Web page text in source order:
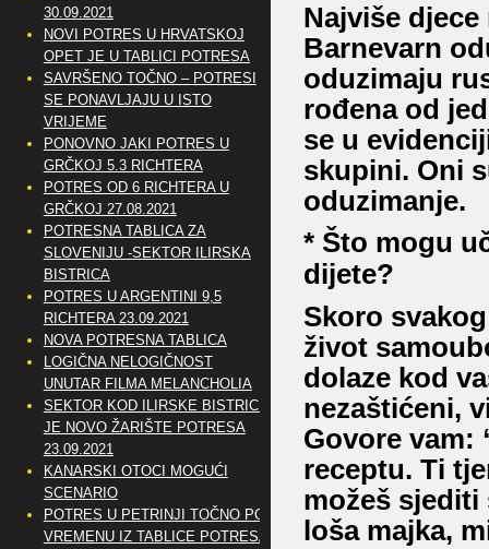
Najviše
Barnevarn
oduzimaju
rođena od
se u
skupini. Oni
oduzimanje.
* Što mogu
dijete?
Skoro
život
dolaze kod
nezaštićeni,
Govore vam:
receptu. Ti
možeš sjediti
loša majka,
30.09.2021
NOVI POTRES U HRVATSKOJ
OPET JE U TABLICI POTRESA
SAVRŠENO TOČNO – POTRESI
SE PONAVLJAJU U ISTO
VRIJEME
PONOVNO JAKI POTRES U
GRČKOJ 5.3 RICHTERA
POTRES OD 6 RICHTERA U
GRČKOJ 27.08.2021
POTRESNA TABLICA ZA
SLOVENIJU -SEKTOR ILIRSKA
BISTRICA
POTRES U ARGENTINI 9,5
RICHTERA 23.09.2021
NOVA POTRESNA TABLICA
LOGIČNA NELOGIČNOST
UNUTAR FILMA MELANCHOLIA
SEKTOR KOD ILIRSKE BISTRICE
JE NOVO ŽARIŠTE POTRESA
23.09.2021
KANARSKI OTOCI MOGUĆI
SCENARIO
POTRES U PETRINJI TOČNO PO
VREMENU IZ TABLICE POTRESA